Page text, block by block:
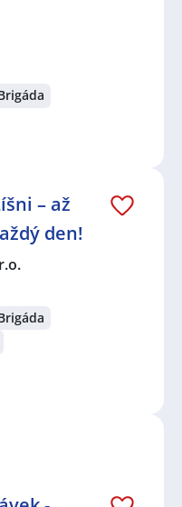
– až
den!